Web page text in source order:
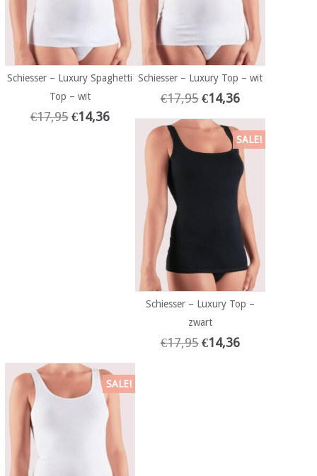
Schiesser – Luxury Spaghetti
Top – wit
€17,95 €14,36
Schiesser – Luxury Top – wit
€17,95 €14,36
SALE!
Schiesser – Luxury Top –
zwart
€17,95 €14,36
SALE!